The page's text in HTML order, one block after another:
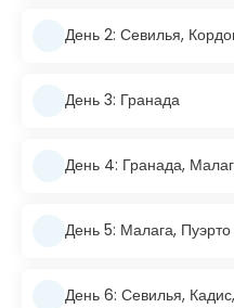
День 2: Севилья,
День 3: Гранада
День 4: Гранада,
День 5: Малага,
День 6: Севилья,